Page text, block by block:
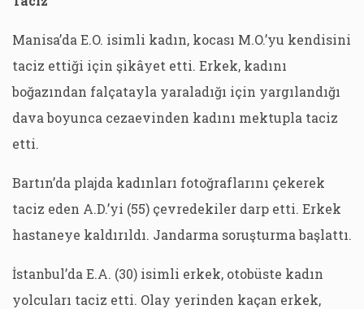
Manisa’da E.O. isimli kadın, kocası M.O.’yu kendisini
taciz ettiği için şikâyet etti. Erkek, kadını
boğazından falçatayla yaraladığı için yargılandığı
dava boyunca cezaevinden kadını mektupla taciz
etti.
Bartın’da plajda kadınları fotoğraflarını çekerek
taciz eden A.D.’yi (55) çevredekiler darp etti. Erkek
hastaneye kaldırıldı. Jandarma soruşturma başlattı.
İstanbul’da E.A. (30) isimli erkek, otobüste kadın
yolcuları taciz etti. Olay yerinden kaçan erkek,